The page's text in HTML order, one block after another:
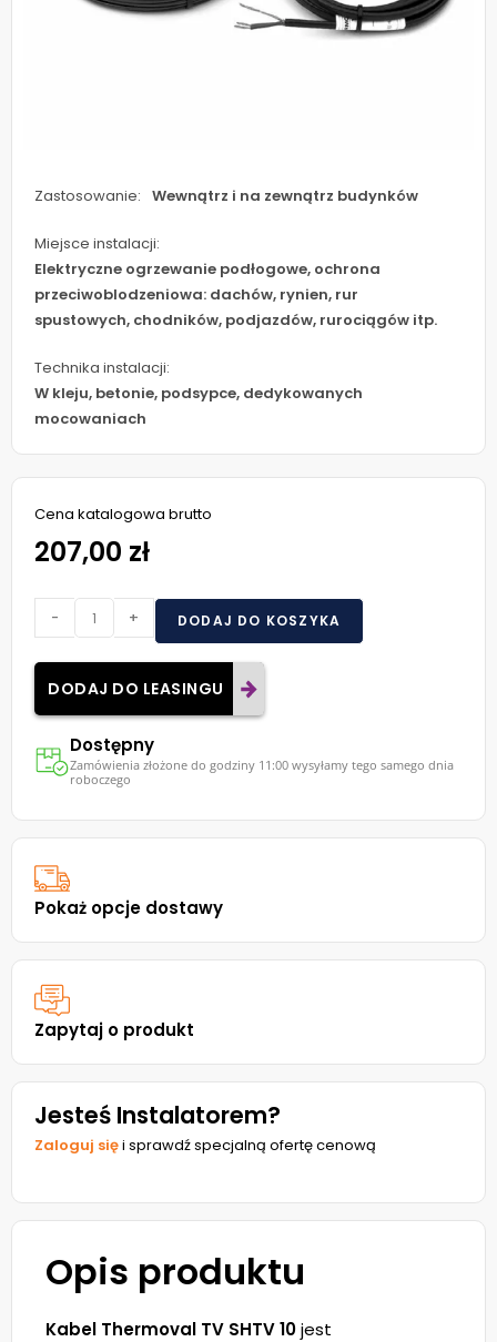
Zastosowanie: Wewnątrz i na zewnątrz budynków
Miejsce instalacji:
Elektryczne ogrzewanie podłogowe, ochrona
przeciwoblodzeniowa: dachów, rynien, rur
spustowych, chodników, podjazdów, rurociągów itp.
Technika instalacji:
W kleju, betonie, podsypce, dedykowanych
mocowaniach
Cena katalogowa brutto
207,00 zł
- + DODAJ DO KOSZYKA
DODAJ DO LEASINGU
Dostępny
Zamówienia złożone do godziny 11:00 wysyłamy tego samego dnia
roboczego
Pokaż opcje dostawy
Zapytaj o produkt
Jesteś Instalatorem?
Zaloguj sięi sprawdź specjalną ofertę cenową
Opis produktu
Kabel Thermoval TV SHTV 10jest